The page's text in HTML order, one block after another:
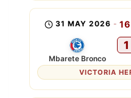
31 MAY 2026 -
Mbarete Bronco
1
VICTORIA